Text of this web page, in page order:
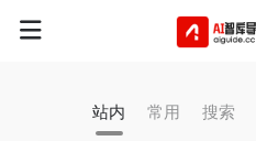
站内 常用 搜索